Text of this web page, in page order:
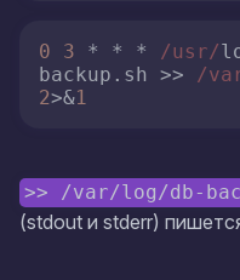
0 3 * * * /usr/
backup. sh >> /
2>&1
>> /var/log/db-
(stdout и stderr)